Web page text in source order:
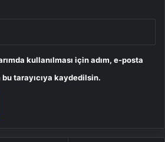
kullanılması için adım, e-posta
tarayıcıya kaydedilsin.